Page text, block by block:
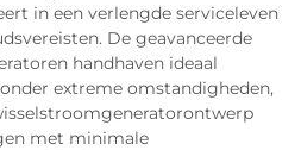
in een verlengde serviceleven
De geavanceerde
handhaven ideaal
extreme omstandigheden,
met minimale